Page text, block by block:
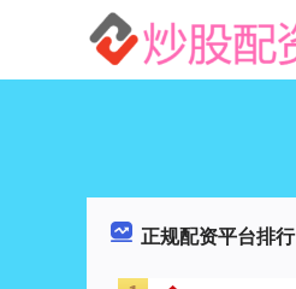
正规配资平台排行